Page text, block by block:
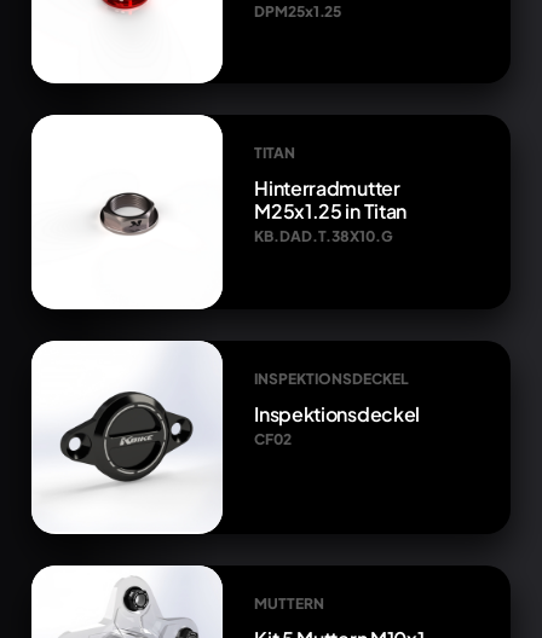
DPM25x1.25
TITAN
Hinterradmutter
M25x1.25 in Titan
KB.DAD.T.38X10.G
INSPEKTIONSDECKEL
Inspektionsdeckel
CF02
MUTTERN